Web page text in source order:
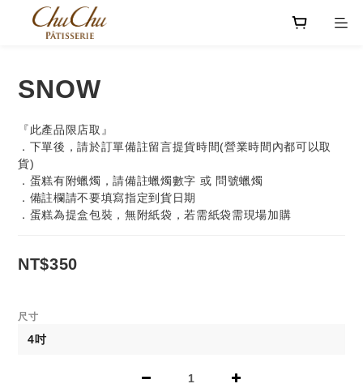
SNOW
『此產品限店取』
．下單後，請於訂單備註留言提貨時間(營業時間內都可以取
貨)
．蛋糕有附蠟燭，請備註蠟燭數字 或 問號蠟燭
．備註欄請不要填寫指定到貨日期
．蛋糕為提盒包裝，無附紙袋，若需紙袋需現場加購
NT$350
尺寸